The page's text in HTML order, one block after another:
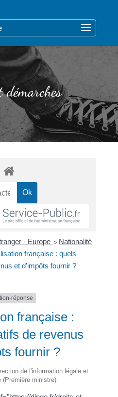
- Europe > Nationalité
française : quels
et d'impôts fournir ?
réponse
française :
de revenus
fournir ?
de l'information légale et
(Première ministre)